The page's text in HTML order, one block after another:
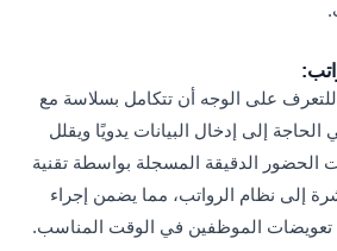
على الوجه أن تتكامل بسلاسة مع
الحاجة إلى إدخال البيانات يدويًا ويقلل
الحضور الدقيقة المسجلة بواسطة تقنية
إلى نظام الرواتب، مما يضمن إجراء
تعويضات الموظفين في الوقت المناسب.